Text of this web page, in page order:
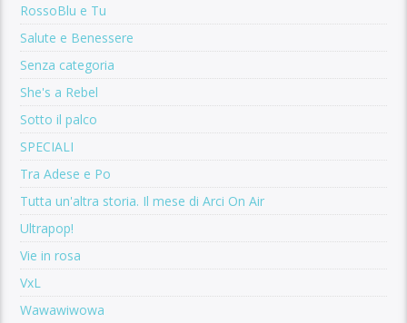
RossoBlu e Tu
Salute e Benessere
Senza categoria
She's a Rebel
Sotto il palco
SPECIALI
Tra Adese e Po
Tutta un'altra storia. Il mese di Arci On Air
Ultrapop!
Vie in rosa
VxL
Wawawiwowa